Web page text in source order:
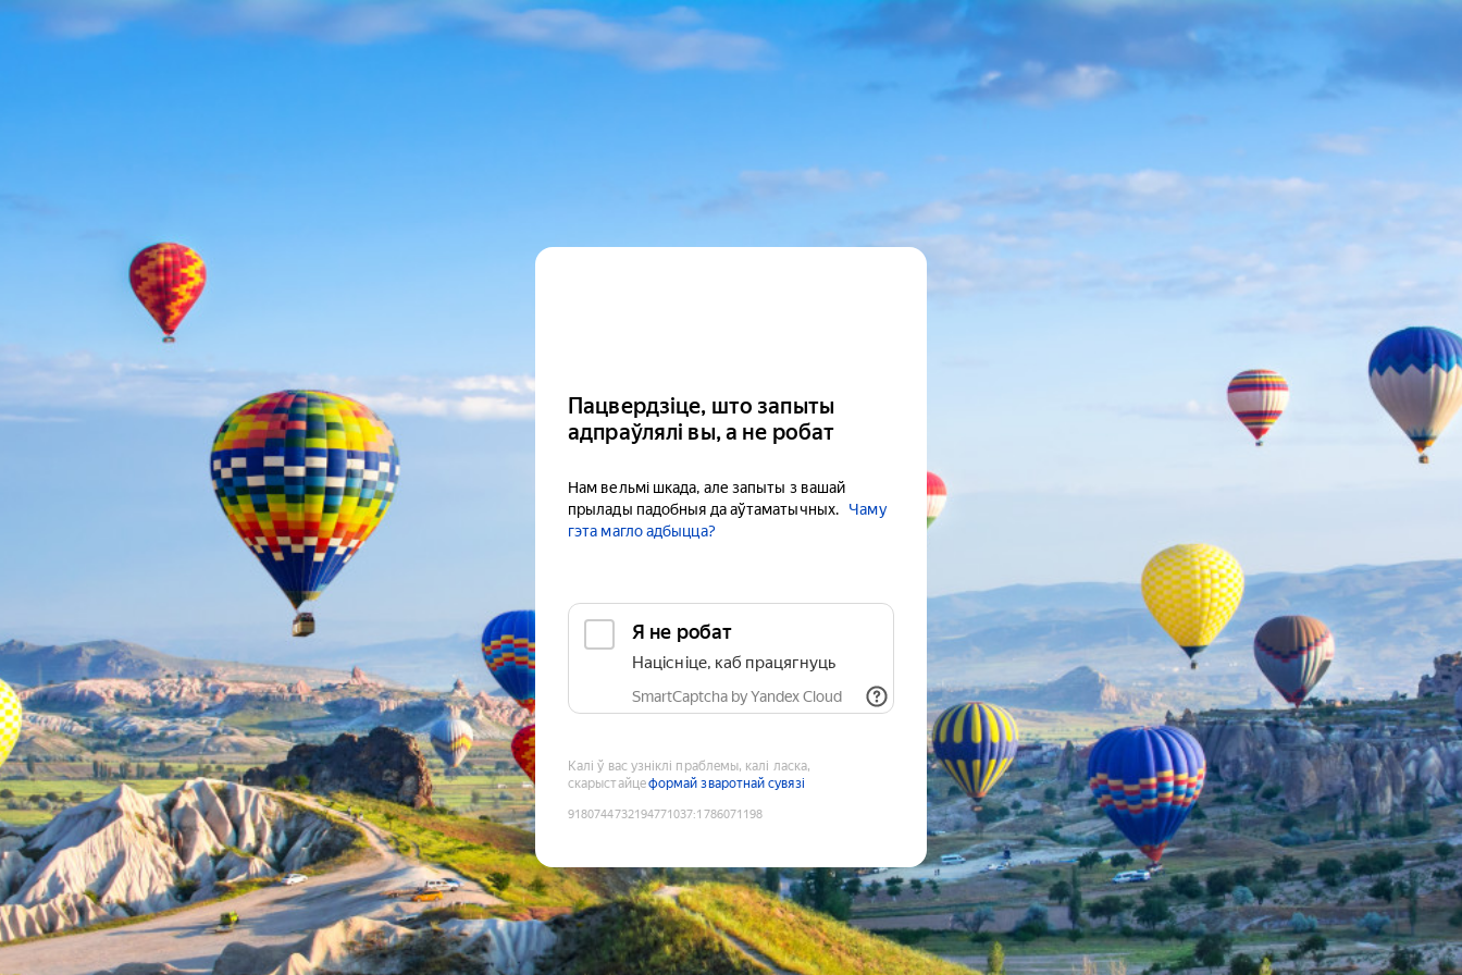
Пацвердзіце, што запыты
адпраўлялі вы, а не робат
Нам вельмі шкада, але запыты з вашай
прылады падобныя да аўтаматычных.
Чаму
гэта магло адбыцца?
Я не робат
Націсніце, каб працягнуць
SmartCaptcha by Yandex Cloud
Калі ў вас узніклі праблемы, калі ласка,
скарыстайцеформай зваротнай сувязі
9180744732194771037:1786071198